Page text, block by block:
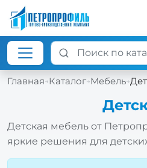
Главная→Каталог→Мебель→
Детская мебель от
яркие решения для